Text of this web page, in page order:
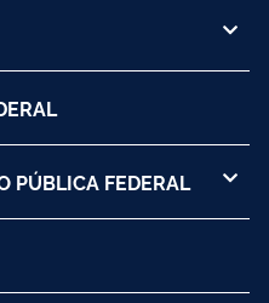
PÚBLICA FEDERAL